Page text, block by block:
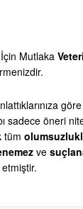
İçin Mutlaka
sadece öneri
tüm
ve